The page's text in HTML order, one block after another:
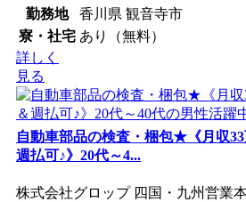
勤務地
香川県 観音寺市
寮・社宅 あり（無料）
詳しく
見る
自動車部品の検査・梱包★《月収
週払可♪》20代～4...
株式会社グロップ 四国・九州営業